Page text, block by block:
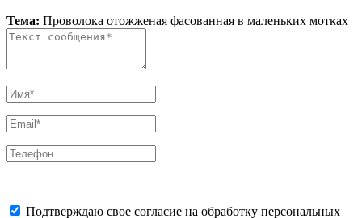
Тема: Проволока отожженая фасованная в маленьких мотках
Подтверждаю свое согласие на обработку персональных